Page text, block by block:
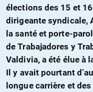
élections des 15 et
dirigeante syndicale,
la santé et porte-
de Trabajadores y
Valdivia, a été élue à
Il y avait pourtant
longue carrière et